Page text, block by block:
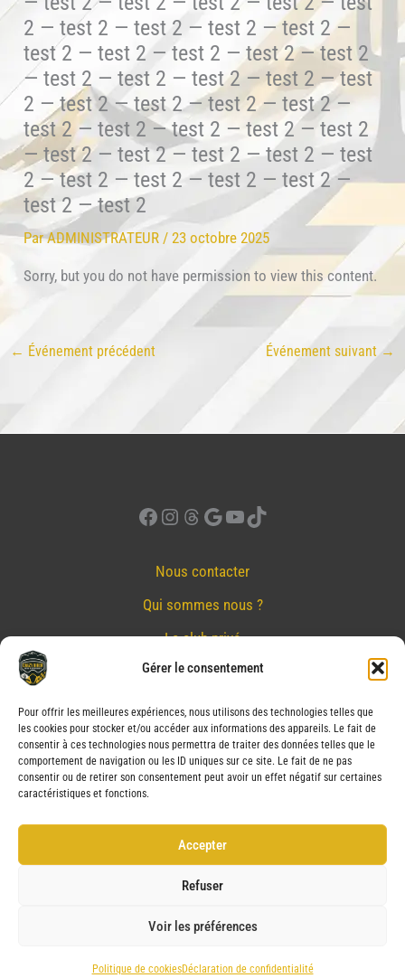
Gérer le consentement
Pour offrir les meilleures expériences, nous utilisons des technologies telles que
les cookies pour stocker et/ou accéder aux informations des appareils. Le fait de
consentir à ces technologies nous permettra de traiter des données telles que le
comportement de navigation ou les ID uniques sur ce site. Le fait de ne pas
consentir ou de retirer son consentement peut avoir un effet négatif sur certaines
caractéristiques et fonctions.
Accepter
Refuser
Voir les préférences
Politique de cookiesDéclaration de confidentialité
2 — test 2 — test 2 — test 2 — test 2 —
test 2 — test 2 — test 2 — test 2 — test 2
— test 2 — test 2 — test 2 — test 2 — test
2 — test 2 — test 2 — test 2 — test 2 —
test 2 — test 2 — test 2 — test 2 — test 2
— test 2 — test 2 — test 2 — test 2 — test
2 — test 2 — test 2 — test 2 — test 2 —
test 2 — test 2
ParADMINISTRATEUR /23 octobre 2025
Sorry, but you do not have permission to view this content.
← Événement précédent Événement suivant →
Facebook
Instagram
Threads
Google
YouTube
TikTok
Nous contacter
Qui sommes nous ?
Le club privé
Réserver
Nos partenaires
Mentions Légales
Conditions générales de vente
Politique de cookies (UE)
Copyright © 2026 CRAZY BIKER | Powered by CRAZY BIKER